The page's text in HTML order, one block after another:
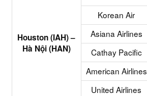
Houston (IAH) –
Hà Nội (HAN)
Korean Air
Asiana Airlines
Cathay Pacific
American Airlines
United Airlines